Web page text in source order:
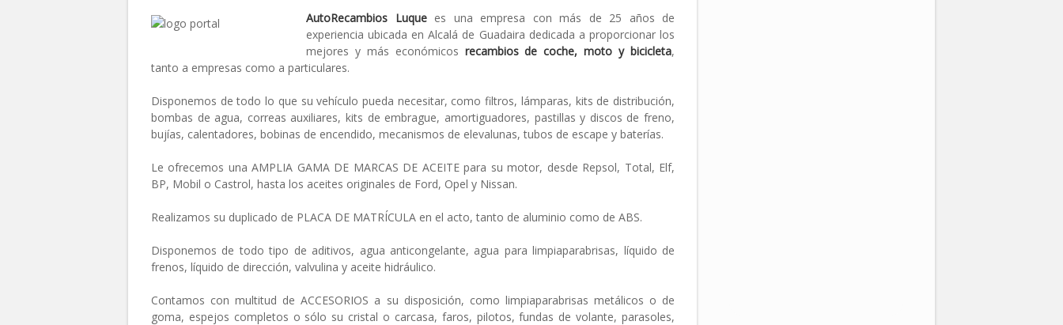
AutoRecambios Luquees una empresa con más de 25 años de
experiencia ubicada en Alcalá de Guadaira dedicada a proporcionar los
mejores y más económicos recambios de coche, moto y bicicleta,
tanto a empresas como a particulares.
Disponemos de todo lo que su vehículo pueda necesitar, como filtros, lámparas, kits de distribución,
bombas de agua, correas auxiliares, kits de embrague, amortiguadores, pastillas y discos de freno,
bujías, calentadores, bobinas de encendido, mecanismos de elevalunas, tubos de escape y baterías.
Le ofrecemos una AMPLIA GAMA DE MARCAS DE ACEITE para su motor, desde Repsol, Total, Elf,
BP, Mobil o Castrol, hasta los aceites originales de Ford, Opel y Nissan.
Realizamos su duplicado de PLACA DE MATRÍCULA en el acto, tanto de aluminio como de ABS.
Disponemos de todo tipo de aditivos, agua anticongelante, agua para limpiaparabrisas, líquido de
frenos, líquido de dirección, valvulina y aceite hidráulico.
Contamos con multitud de ACCESORIOS a su disposición, como limpiaparabrisas metálicos o de
goma, espejos completos o sólo su cristal o carcasa, faros, pilotos, fundas de volante, parasoles,